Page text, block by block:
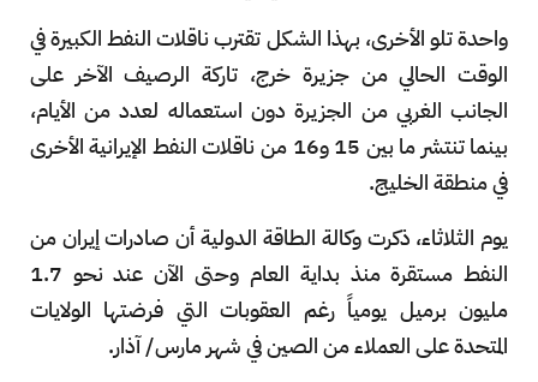
واحدة تلو الأخرى، بهذا الشكل تقترب ناقلات النفط الكبيرة في
الوقت الحالي من جزيرة خرج، تاركة الرصيف الآخر على
الجانب الغربي من الجزيرة دون استعماله لعدد من الأيام،
بينما تنتشر ما بين 15 و16 من ناقلات النفط الإيرانية الأخرى
في منطقة الخليج.
يوم الثلاثاء، ذكرت وكالة الطاقة الدولية أن صادرات إيران من
النفط مستقرة منذ بداية العام وحتى الآن عند نحو 1.7
مليون برميل يومياً رغم العقوبات التي فرضتها الولايات
المتحدة على العملاء من الصين في شهر مارس/ آذار.